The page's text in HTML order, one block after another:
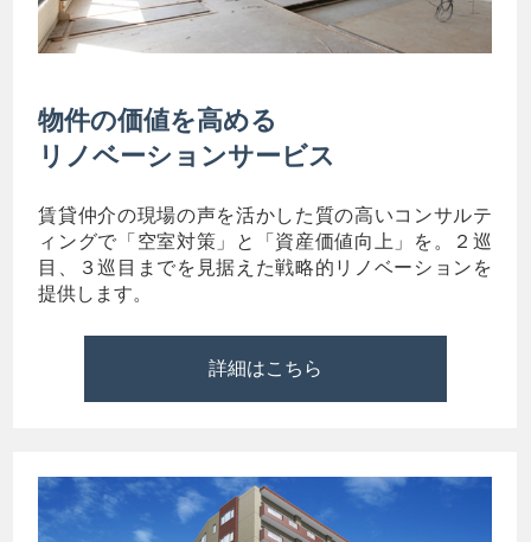
物件の価値を高める
リノベーションサービス
賃貸仲介の現場の声を活かした質の高いコンサルテ
ィングで「空室対策」と「資産価値向上」を。２巡
目、３巡目までを見据えた戦略的リノベーションを
提供します。
詳細はこちら